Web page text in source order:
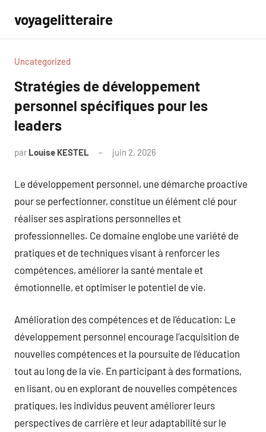
contenu
voyagelitteraire
Uncategorized
Stratégies de développement
personnel spécifiques pour les
leaders
par Louise KESTEL juin 2, 2026
Le développement personnel, une démarche proactive
pour se perfectionner, constitue un élément clé pour
réaliser ses aspirations personnelles et
professionnelles. Ce domaine englobe une variété de
pratiques et de techniques visant à renforcer les
compétences, améliorer la santé mentale et
émotionnelle, et optimiser le potentiel de vie.
Amélioration des compétences et de l’éducation: Le
développement personnel encourage l’acquisition de
nouvelles compétences et la poursuite de l’éducation
tout au long de la vie. En participant à des formations,
en lisant, ou en explorant de nouvelles compétences
pratiques, les individus peuvent améliorer leurs
perspectives de carrière et leur adaptabilité sur le